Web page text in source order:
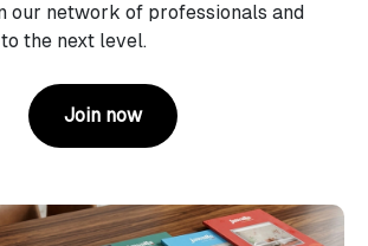
our network of professionals and
the next level.
Join now